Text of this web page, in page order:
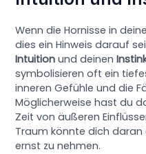
Wenn die Hornisse in
dies ein Hinweis darauf
Intuition und deinen
symbolisieren oft ein
inneren Gefühle und die
Möglicherweise hast du
Zeit von äußeren
Traum könnte dich daran
ernst zu nehmen.